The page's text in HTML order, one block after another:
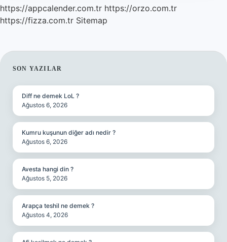
https://appcalender.com.tr https://orzo.com.tr
https://fizza.com.tr Sitemap
SIDEBAR
SON YAZILAR
Diff ne demek LoL ?
Ağustos 6, 2026
Kumru kuşunun diğer adı nedir ?
Ağustos 6, 2026
Avesta hangi din ?
Ağustos 5, 2026
Arapça teshil ne demek ?
Ağustos 4, 2026